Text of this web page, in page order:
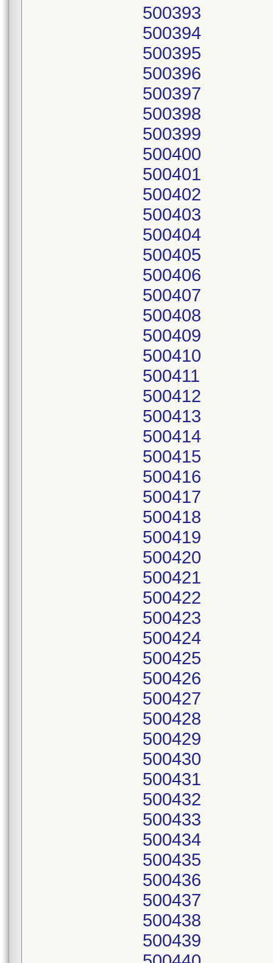
500393
500394
500395
500396
500397
500398
500399
500400
500401
500402
500403
500404
500405
500406
500407
500408
500409
500410
500411
500412
500413
500414
500415
500416
500417
500418
500419
500420
500421
500422
500423
500424
500425
500426
500427
500428
500429
500430
500431
500432
500433
500434
500435
500436
500437
500438
500439